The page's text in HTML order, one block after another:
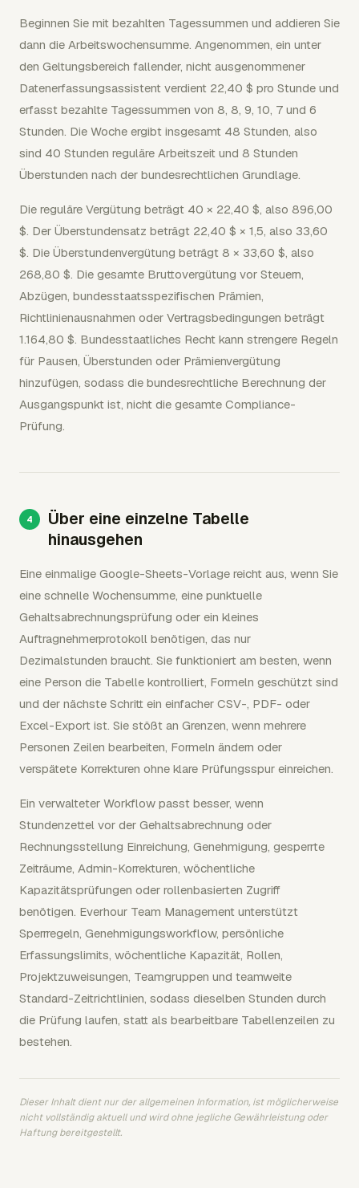
Beginnen Sie mit bezahlten Tagessummen und addieren Sie
dann die Arbeitswochensumme. Angenommen, ein unter
den Geltungsbereich fallender, nicht ausgenommener
Datenerfassungsassistent verdient 22,40 $ pro Stunde und
erfasst bezahlte Tagessummen von 8, 8, 9, 10, 7 und 6
Stunden. Die Woche ergibt insgesamt 48 Stunden, also
sind 40 Stunden reguläre Arbeitszeit und 8 Stunden
Überstunden nach der bundesrechtlichen Grundlage.
Die reguläre Vergütung beträgt 40 × 22,40 $, also 896,00
$. Der Überstundensatz beträgt 22,40 $ × 1,5, also 33,60
$. Die Überstundenvergütung beträgt 8 × 33,60 $, also
268,80 $. Die gesamte Bruttovergütung vor Steuern,
Abzügen, bundesstaatsspezifischen Prämien,
Richtlinienausnahmen oder Vertragsbedingungen beträgt
1.164,80 $. Bundesstaatliches Recht kann strengere Regeln
für Pausen, Überstunden oder Prämienvergütung
hinzufügen, sodass die bundesrechtliche Berechnung der
Ausgangspunkt ist, nicht die gesamte Compliance-
Prüfung.
Über eine einzelne Tabelle
hinausgehen
Eine einmalige Google-Sheets-Vorlage reicht aus, wenn Sie
eine schnelle Wochensumme, eine punktuelle
Gehaltsabrechnungsprüfung oder ein kleines
Auftragnehmerprotokoll benötigen, das nur
Dezimalstunden braucht. Sie funktioniert am besten, wenn
eine Person die Tabelle kontrolliert, Formeln geschützt sind
und der nächste Schritt ein einfacher CSV-, PDF- oder
Excel-Export ist. Sie stößt an Grenzen, wenn mehrere
Personen Zeilen bearbeiten, Formeln ändern oder
verspätete Korrekturen ohne klare Prüfungsspur einreichen.
Ein verwalteter Workflow passt besser, wenn
Stundenzettel vor der Gehaltsabrechnung oder
Rechnungsstellung Einreichung, Genehmigung, gesperrte
Zeiträume, Admin-Korrekturen, wöchentliche
Kapazitätsprüfungen oder rollenbasierten Zugriff
benötigen. Everhour Team Management unterstützt
Sperrregeln, Genehmigungsworkflow, persönliche
Erfassungslimits, wöchentliche Kapazität, Rollen,
Projektzuweisungen, Teamgruppen und teamweite
Standard-Zeitrichtlinien, sodass dieselben Stunden durch
die Prüfung laufen, statt als bearbeitbare Tabellenzeilen zu
bestehen.
Dieser Inhalt dient nur der allgemeinen Information, ist möglicherweise
nicht vollständig aktuell und wird ohne jegliche Gewährleistung oder
Haftung bereitgestellt.